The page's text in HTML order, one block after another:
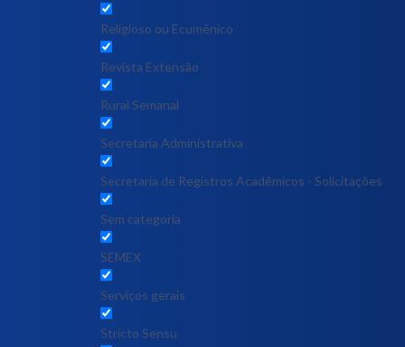
Religioso ou Ecumênico
Revista Extensão
Rural Semanal
Secretaria Administrativa
Secretaria de Registros Acadêmicos - Solicitações
Sem categoria
SEMEX
Serviços gerais
Stricto Sensu